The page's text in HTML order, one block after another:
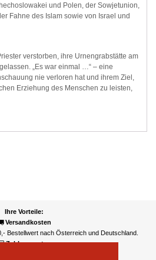
und Polen, der Sowjetunion,
Fahne des Islam sowie von Israel und
verstorben, ihre Urnengrabstätte am
„Es war einmal …“ – eine
nie verloren hat und ihrem Ziel,
Erziehung des Menschen zu leisten,
Ihre Vorteile:
Versandkosten
Bestellwert nach Österreich und Deutschland.
Zahlungsarten